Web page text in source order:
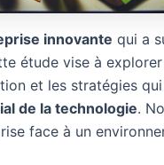
innovante qui a
étude vise à
et les stratégies
de la technologie.
face à un